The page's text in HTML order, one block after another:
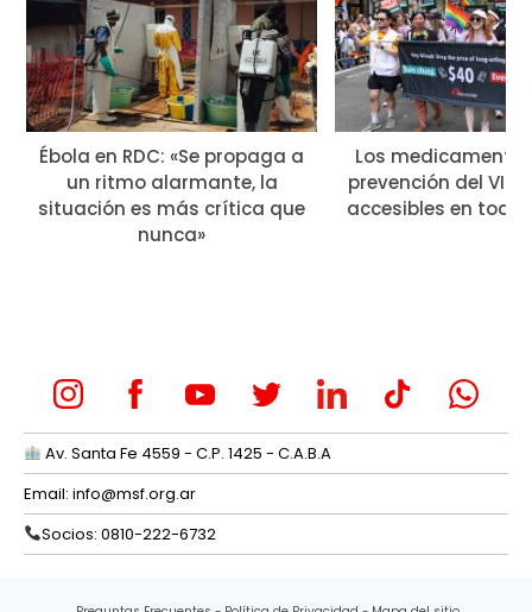
Ébola en RDC: «Se propaga a
un ritmo alarmante, la
situación es más crítica que
nunca»
Los
prevención del VIH
accesibles en todo
Av. Santa Fe 4559 - C.P. 1425 - C.A.B.A
Email: info@msf.org.ar
Socios: 0810-222-6732